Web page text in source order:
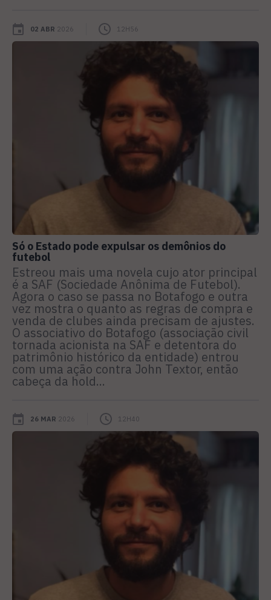
02 ABR 2026 12H56
Só o Estado pode expulsar os demônios do
futebol
Estreou mais uma novela cujo ator principal
é a SAF (Sociedade Anônima de Futebol).
Agora o caso se passa no Botafogo e outra
vez mostra o quanto as regras de compra e
venda de clubes ainda precisam de ajustes.
O associativo do Botafogo (associação civil
tornada acionista na SAF e detentora do
patrimônio histórico da entidade) entrou
com uma ação contra John Textor, então
cabeça da hold...
26 MAR 2026 12H40